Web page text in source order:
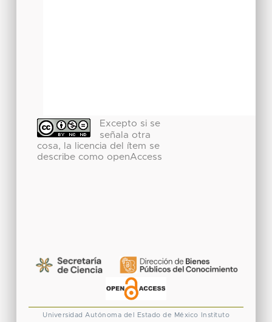
Excepto si se
señala otra
cosa, la licencia del ítem se
describe como openAccess
Universidad Autónoma del Estado de México Instituto